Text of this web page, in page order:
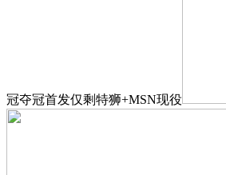
冠夺冠首发仅剩特狮+MSN现役